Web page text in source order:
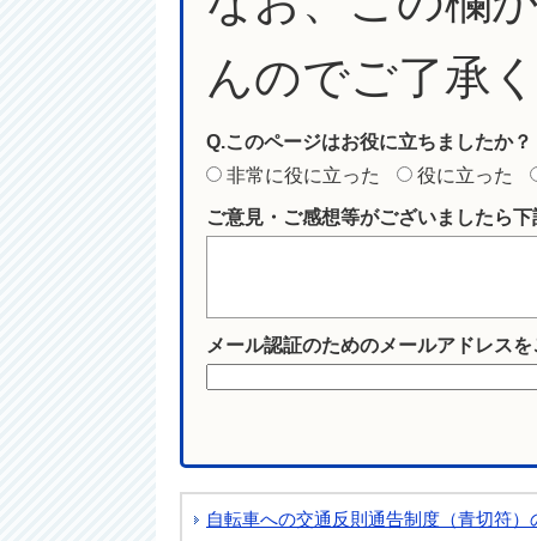
んのでご了承
Q.このページはお役に立ちましたか？
非常に役に立った
役に立った
ご意見・ご感想等がございましたら
メール認証のためのメールアドレス
自転車への交通反則通告制度（青切符）